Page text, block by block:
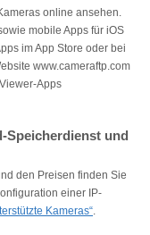
online ansehen.
mobile Apps für iOS
im App Store oder bei
www.cameraftp.com
Apps
Speicherdienst und
den Preisen finden Sie
einer IP-
Kameras“.